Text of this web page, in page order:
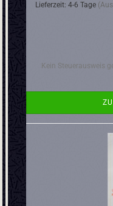
Lieferzeit: 4-6 Tage
Kein Steuerausweis